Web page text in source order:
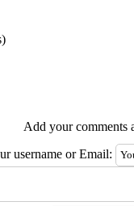
Add your comments
username or Email: